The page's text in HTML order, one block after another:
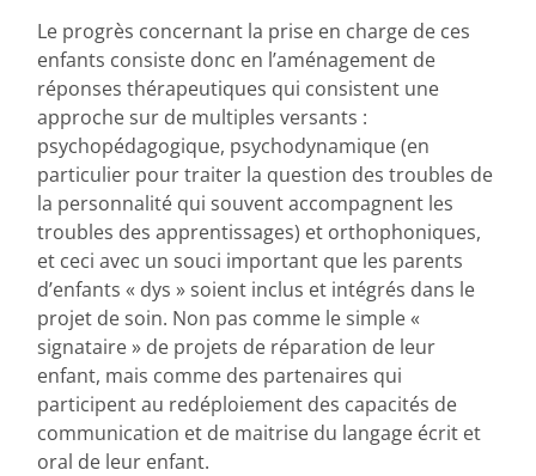
Le progrès concernant la prise en charge de ces
enfants consiste donc en l’aménagement de
réponses thérapeutiques qui consistent une
approche sur de multiples versants :
psychopédagogique, psychodynamique (en
particulier pour traiter la question des troubles de
la personnalité qui souvent accompagnent les
troubles des apprentissages) et orthophoniques,
et ceci avec un souci important que les parents
d’enfants « dys » soient inclus et intégrés dans le
projet de soin. Non pas comme le simple «
signataire » de projets de réparation de leur
enfant, mais comme des partenaires qui
participent au redéploiement des capacités de
communication et de maitrise du langage écrit et
oral de leur enfant.